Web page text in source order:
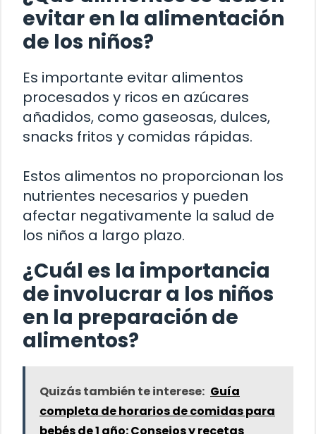
evitar en la alimentación
de los niños?
Es importante evitar alimentos
procesados y ricos en azúcares
añadidos, como gaseosas, dulces,
snacks fritos y comidas rápidas.
Estos alimentos no proporcionan los
nutrientes necesarios y pueden
afectar negativamente la salud de
los niños a largo plazo.
¿Cuál es la importancia
de involucrar a los niños
en la preparación de
alimentos?
Quizás también te interese: Guía
completa de horarios de comidas para